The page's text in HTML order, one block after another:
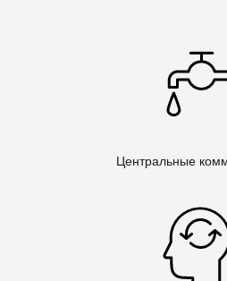
Центральные